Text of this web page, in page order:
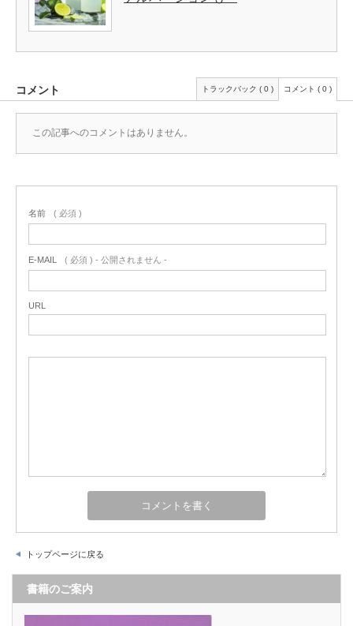
コメント トラックバック ( 0 ) コメント ( 0 )
この記事へのコメントはありません。
名前 ( 必須 )
E-MAIL ( 必須 ) - 公開されません -
URL
トップページに戻る
書籍のご案内